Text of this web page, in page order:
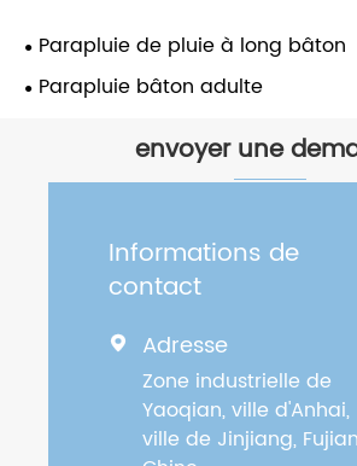
Parapluie de pluie à long bâton
Parapluie bâton adulte
envoyer une
Informations de
contact
 Adresse
Zone industrielle de
Yaoqian, ville d'Anhai,
ville de Jinjiang,